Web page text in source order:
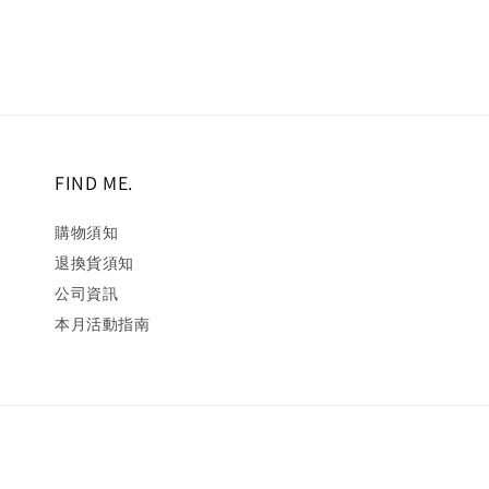
FIND ME.
購物須知
退換貨須知
公司資訊
本月活動指南